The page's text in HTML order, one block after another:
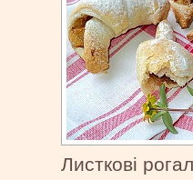
Листкові